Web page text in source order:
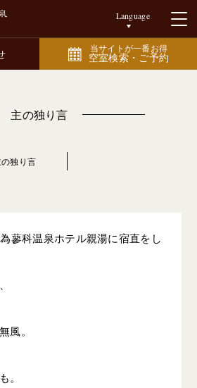
Language
当サイトが一番お得
空室検索・ご予約
主の独り言
の独り言
蓼科温泉ホテル親湯に宿直をし
風。
。